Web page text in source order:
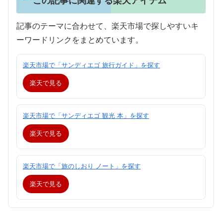
記事のテーマに合わせて、楽天市場で探しやすいキ
ーワードリンクをまとめています。
楽天市場で「サンディエゴ 旅行ガイド」を探す
楽天で見る
楽天市場で「サンディエゴ 観光 本」を探す
楽天で見る
楽天市場で「旅のしおり ノート」を探す
楽天で見る